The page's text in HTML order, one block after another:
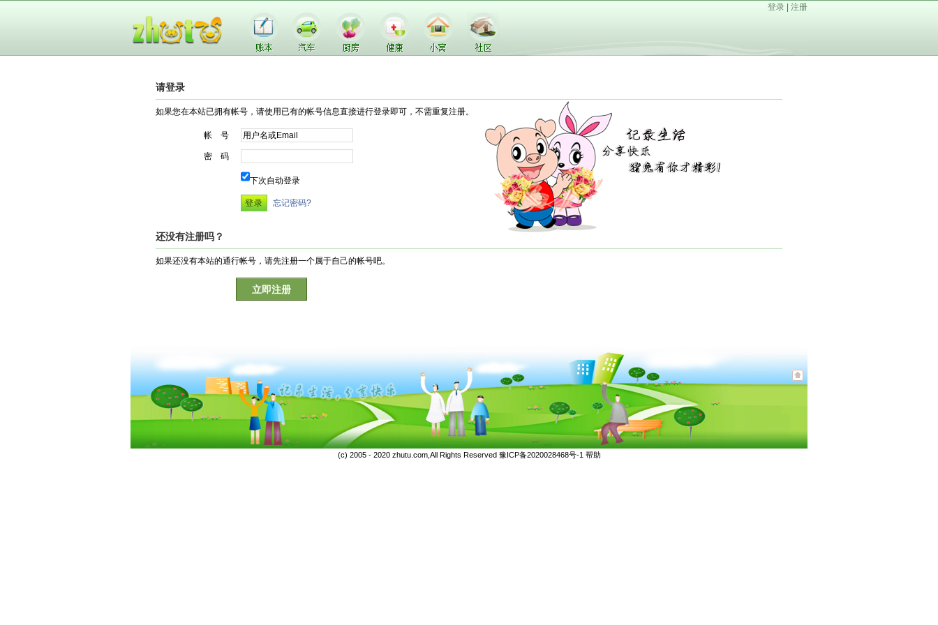
登录 注册
请登录
如果您在本站已拥有帐号，请使用已有的帐号信息直接进行登录即可，不需重复注册。
帐 号
密 码
下次自动登录
忘记密码?
还没有注册吗？
如果还没有本站的通行帐号，请先注册一个属于自己的帐号吧。
立即注册
(c) 2005 - 2020 zhutu.com,All Rights Reserved 豫ICP备2020028468号-1 帮助